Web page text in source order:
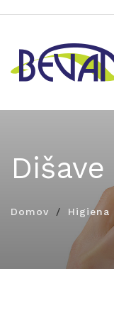
Dišave
Domov Higiena